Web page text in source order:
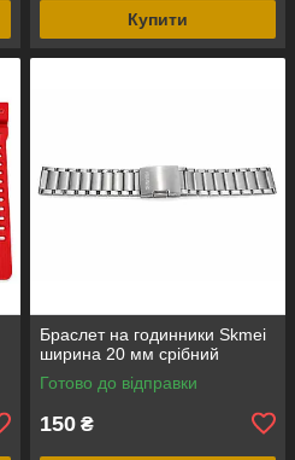
Купити
Браслет на годинники Skmei
ширина 20 мм срібний
Готово до відправки
150 ₴